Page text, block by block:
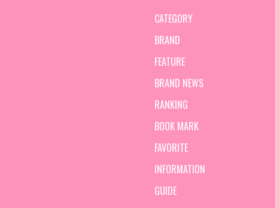
CATEGORY
BRAND
FEATURE
BRAND NEWS
RANKING
BOOK MARK
FAVORITE
INFORMATION
GUIDE